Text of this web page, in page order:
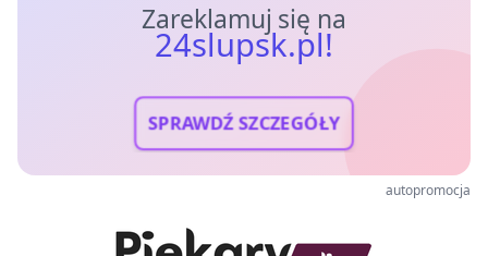
Zareklamuj się na
24slupsk.pl!
SPRAWDŹ SZCZEGÓŁY
autopromocja